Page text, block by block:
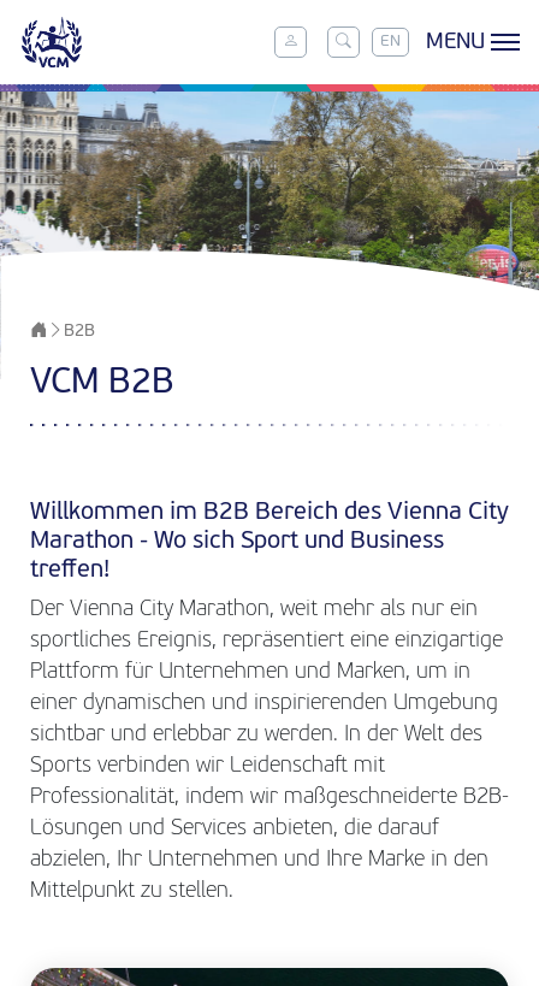
EN MENU
B2B
VCM B2B
Willkommen im B2B Bereich des Vienna City
Marathon - Wo sich Sport und Business
treffen!
Der Vienna City Marathon, weit mehr als nur ein
sportliches Ereignis, repräsentiert eine einzigartige
Plattform für Unternehmen und Marken, um in
einer dynamischen und inspirierenden Umgebung
sichtbar und erlebbar zu werden. In der Welt des
Sports verbinden wir Leidenschaft mit
Professionalität, indem wir maßgeschneiderte B2B-
Lösungen und Services anbieten, die darauf
abzielen, Ihr Unternehmen und Ihre Marke in den
Mittelpunkt zu stellen.